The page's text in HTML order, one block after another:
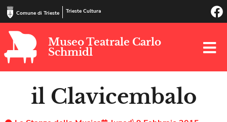
Comune di Trieste Trieste Cultura
Museo Teatrale Carlo
Schmidl
il Clavicembalo